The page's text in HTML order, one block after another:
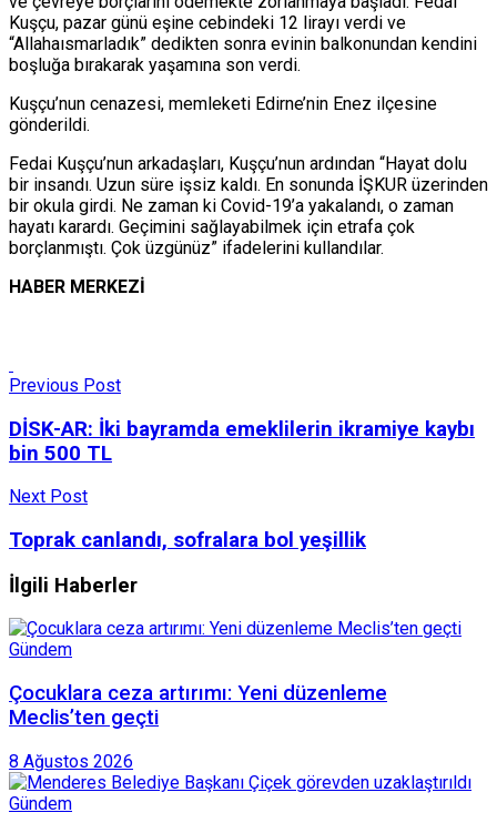
Kuşçu, pazar günü eşine cebindeki 12 lirayı verdi ve
“Allahaısmarladık” dedikten sonra evinin balkonundan kendini
boşluğa bırakarak yaşamına son verdi.
Kuşçu’nun cenazesi, memleketi Edirne’nin Enez ilçesine
gönderildi.
Fedai Kuşçu’nun arkadaşları, Kuşçu’nun ardından “Hayat dolu
bir insandı. Uzun süre işsiz kaldı. En sonunda İŞKUR üzerinden
bir okula girdi. Ne zaman ki Covid-19’a yakalandı, o zaman
hayatı karardı. Geçimini sağlayabilmek için etrafa çok
borçlanmıştı. Çok üzgünüz” ifadelerini kullandılar.
HABER MERKEZİ
Previous Post
DİSK-AR: İki bayramda emeklilerin ikramiye kaybı
bin 500 TL
Next Post
Toprak canlandı, sofralara bol yeşillik
İlgili Haberler
Gündem
Çocuklara ceza artırımı: Yeni düzenleme
Meclis’ten geçti
8 Ağustos 2026
Gündem